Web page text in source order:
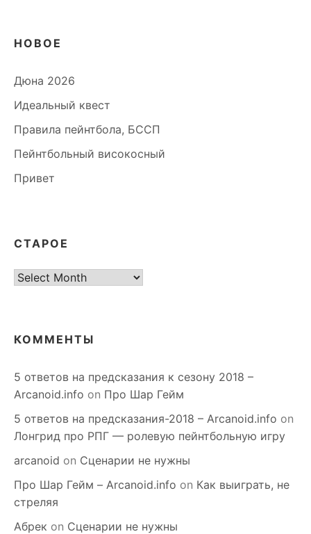
НОВОЕ
Дюна 2026
Идеальный квест
Правила пейнтбола, БССП
Пейнтбольный високосный
Привет
СТАРОЕ
старое
КОММЕНТЫ
5 ответов на предсказания к сезону 2018 –
Arcanoid.info on Про Шар Гейм
5 ответов на предсказания-2018 – Arcanoid.info on
Лонгрид про РПГ — ролевую пейнтбольную игру
arcanoid on Сценарии не нужны
Про Шар Гейм – Arcanoid.info on Как выиграть, не
стреляя
Абрек on Сценарии не нужны